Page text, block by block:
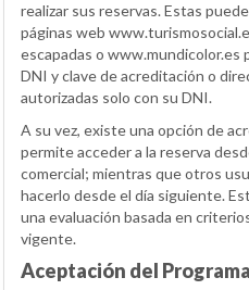
realizar sus reservas. Estas
páginas web
escapadas o www.mundicolor.es
DNI y clave de acreditación o
autorizadas solo con su DNI.
A su vez, existe una opción de
permite acceder a la reserva
comercial; mientras que otros
hacerlo desde el día siguiente.
una evaluación basada en
vigente.
Aceptación del Programa